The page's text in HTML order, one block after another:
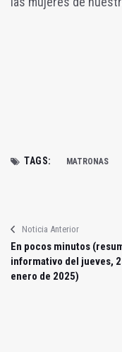
TAGS: MATRONAS
Noticia Anterior
En pocos minutos
informativo del jueves,
enero de 2025)